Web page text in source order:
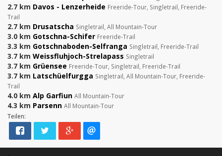
2.7 km Davos - Lenzerheide Freeride-Tour, Singletrail, Freeride-
Trail
2.7 km Drusatscha Singletrail, All Mountain-Tour
3.0 km Gotschna-Schifer Freeride-Trail
3.3 km Gotschnaboden-Selfranga Singletrail, Freeride-Trail
3.7 km Weissfluhjoch-Strelapass Singletrail
3.7 km Grüensee Freeride-Tour, Singletrail, Freeride-Trail
3.7 km Latschüelfurgga Singletrail, All Mountain-Tour, Freeride-
Trail
4.0 km Alp Garfiun All Mountain-Tour
4.3 km Parsenn All Mountain-Tour
Teilen: